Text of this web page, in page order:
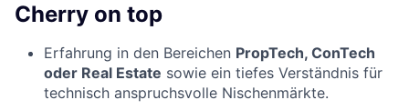
Cherry on top
Erfahrung in den Bereichen PropTech, ConTech
oder Real Estate sowie ein tiefes Verständnis für
technisch anspruchsvolle Nischenmärkte.